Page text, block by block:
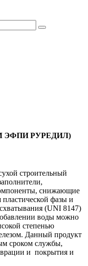
ЭФПИ РУРЕДИЛ)
строительный
снижающие
пластической фазы и
(UNI 8147)
воды можно
степенью
Данный продукт
сроком службы,
и покрытия и